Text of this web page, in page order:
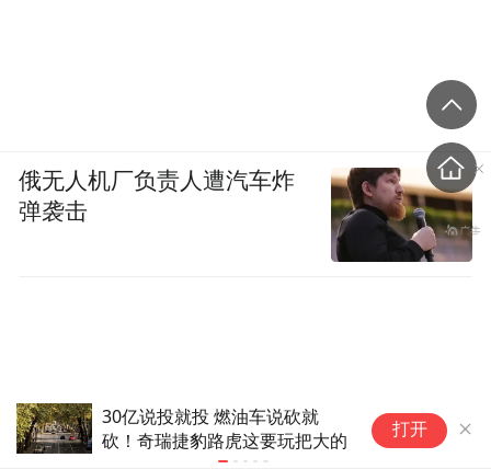
科兴集团副总裁孟伟宁：中国疫苗出海需
要在主流市场建立信任
打开
俄无人机厂负责人遭汽车炸
弹袭击